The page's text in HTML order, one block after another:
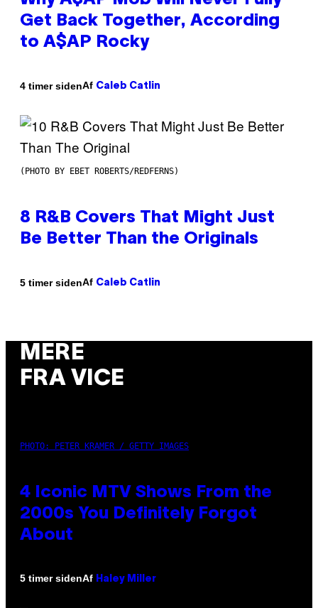
Get Back Together, According
to A$AP Rocky
4 timer sidenAf Caleb Catlin
(PHOTO BY EBET ROBERTS/REDFERNS)
8 R&B Covers That Might Just
Be Better Than the Originals
5 timer sidenAf Caleb Catlin
MERE
FRA VICE
PHOTO: PETER KRAMER / GETTY IMAGES
4 Iconic MTV Shows From the
2000s You Definitely Forgot
About
5 timer sidenAf Haley Miller